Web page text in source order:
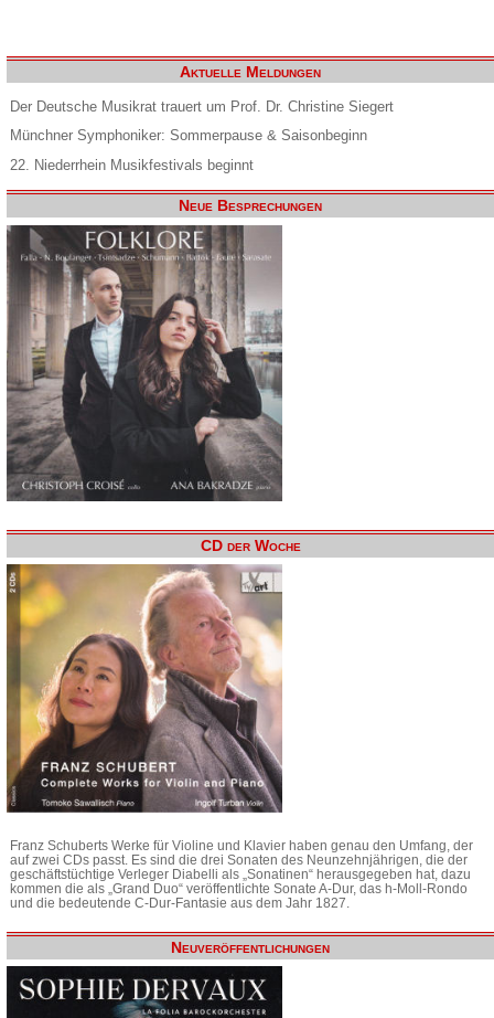
Aktuelle Meldungen
Der Deutsche Musikrat trauert um Prof. Dr. Christine Siegert
Münchner Symphoniker: Sommerpause & Saisonbeginn
22. Niederrhein Musikfestivals beginnt
Neue Besprechungen
CD der Woche
Franz Schuberts Werke für Violine und Klavier haben genau den Umfang, der
auf zwei CDs passt. Es sind die drei Sonaten des Neunzehnjährigen, die der
geschäftstüchtige Verleger Diabelli als „Sonatinen“ herausgegeben hat, dazu
kommen die als „Grand Duo“ veröffentlichte Sonate A-Dur, das h-Moll-Rondo
und die bedeutende C-Dur-Fantasie aus dem Jahr 1827.
Neuveröffentlichungen